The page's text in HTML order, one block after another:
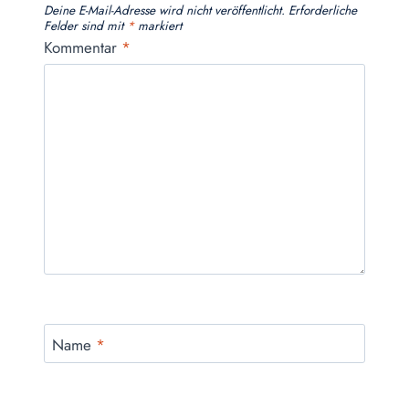
Deine E-Mail-Adresse wird nicht veröffentlicht. Erforderliche
Felder sind mit *markiert
Kommentar *
Name *